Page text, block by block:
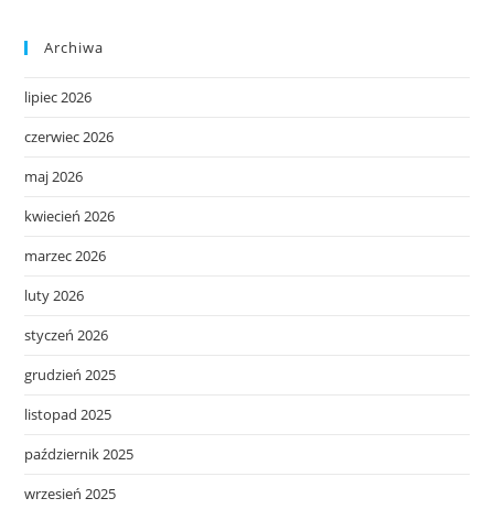
Archiwa
lipiec 2026
czerwiec 2026
maj 2026
kwiecień 2026
marzec 2026
luty 2026
styczeń 2026
grudzień 2025
listopad 2025
październik 2025
wrzesień 2025